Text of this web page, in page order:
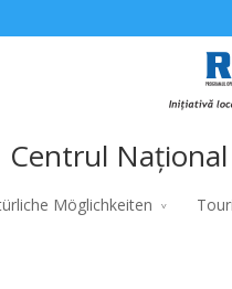
Centrul
Möglichkeiten